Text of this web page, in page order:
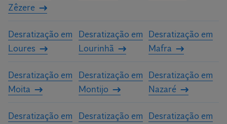
Zêzere
Desratização em
Loures
Desratização em
Lourinhã
Desratização em
Mafra
Desratização em
Moita
Desratização em
Montijo
Desratização em
Nazaré
Desratização em
Desratização em Desratização em